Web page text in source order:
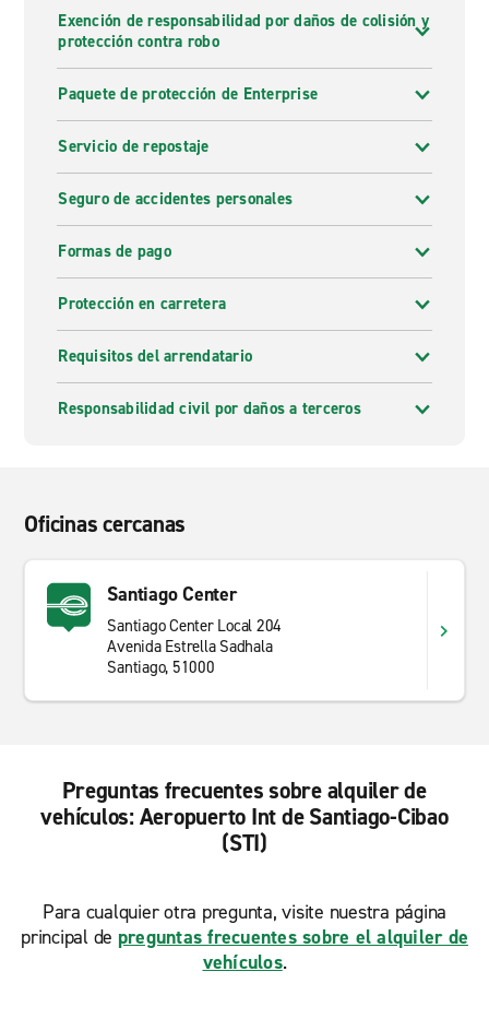
Exención de responsabilidad por daños de colisión y
protección contra robo
Paquete de protección de Enterprise
Servicio de repostaje
Seguro de accidentes personales
Formas de pago
Protección en carretera
Requisitos del arrendatario
Responsabilidad civil por daños a terceros
Oficinas cercanas
Santiago Center
Santiago Center Local 204
Avenida Estrella Sadhala
Santiago, 51000
Preguntas frecuentes sobre alquiler de
vehículos: Aeropuerto Int de Santiago-Cibao
(STI)
Para cualquier otra pregunta, visite nuestra página
principal de preguntas frecuentes sobre el alquiler de
vehículos.